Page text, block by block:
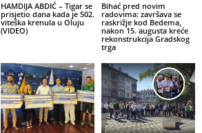
HAMDIJA ABDIĆ – Tigar se
prisjetio dana kada je 502.
viteška krenula u Oluju
(VIDEO)
Bihać pred novim
radovima: završava se
raskrižje kod Bedema,
nakon 15. augusta kreće
rekonstrukcija Gradskog
trga